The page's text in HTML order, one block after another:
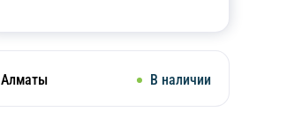
Алматы В наличии